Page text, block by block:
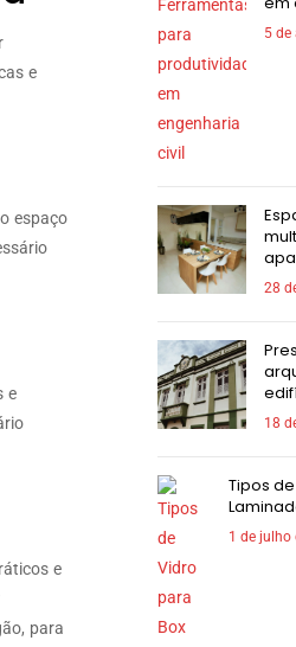
e
espaço
e
e
para
5 de
28
18
Tipos
1 de julho